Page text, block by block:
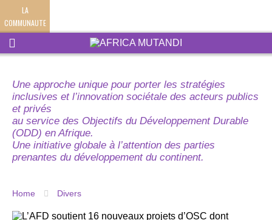
LA
COMMUNAUTE
Une approche unique pour porter les stratégies
inclusives et l’innovation sociétale des acteurs publics
et privés
au service des Objectifs du Développement Durable
(ODD) en Afrique.
Une initiative globale à l’attention des parties
prenantes du développement du continent.
Home Divers